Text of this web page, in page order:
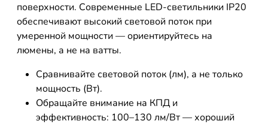
поверхности. Современные LED-светильники IP20
обеспечивают высокий световой поток при
умеренной мощности — ориентируйтесь на
люмены, а не на ватты.
Сравнивайте световой поток (лм), а не только
мощность (Вт).
Обращайте внимание на КПД и
эффективность: 100–130 лм/Вт — хороший